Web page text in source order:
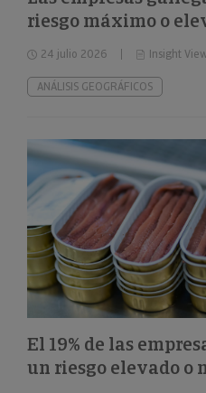
riesgo máximo o
24%
24 julio 2026 Insight
ANÁLISIS GEOGRÁFICOS
El 19% de las
un riesgo elevado o